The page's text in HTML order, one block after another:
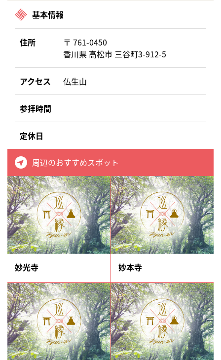
基本情報
住所
〒 761-0450
香川県 高松市 三谷町3-912-5
アクセス 仏生山
参拝時間
定休日
周辺のおすすめスポット
妙光寺 妙本寺